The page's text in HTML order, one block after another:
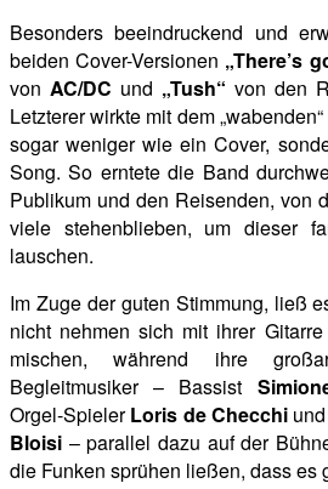
Besonders beeindruckend und
beiden Cover-Versionen „There’s
von AC/DC und „Tush“ von den
Letzterer wirkte mit dem
sogar weniger wie ein Cover,
Song. So erntete die Band
Publikum und den Reisenden, von
viele stehenblieben, um dieser
lauschen.
Im Zuge der guten Stimmung, ließ
nicht nehmen sich mit ihrer
mischen, während ihre
Begleitmusiker – Bassist
Orgel-SpielerLoris de Checchi
Bloisi – parallel dazu auf der
die Funken sprühen ließen, dass es